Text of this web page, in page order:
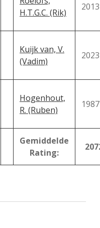
H.T.G.C. (Rik)
2013
Kuijk van, V.
(Vadim)
2023
Hogenhout,
R. (Ruben)
1987
Gemiddelde
Rating: